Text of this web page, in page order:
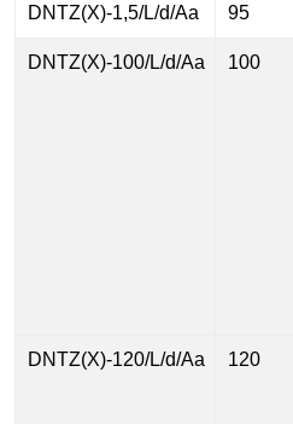
DNTZ(X)-1,5/L/d/Aa 95
DNTZ(X)-100/L/d/Aa 100
DNTZ(X)-120/L/d/Aa 120